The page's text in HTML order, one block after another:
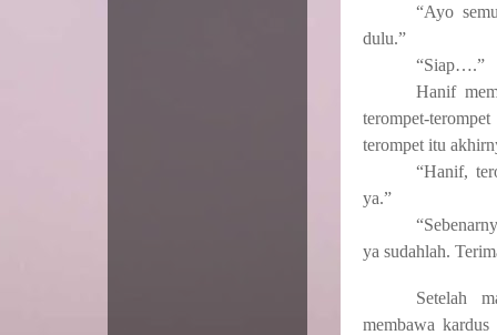
“Ayo
dulu.”
“Siap….”
Hanif
terompet-
terompet itu
“Hanif,
ya.”
ya sudahlah.
Setelah
membawa